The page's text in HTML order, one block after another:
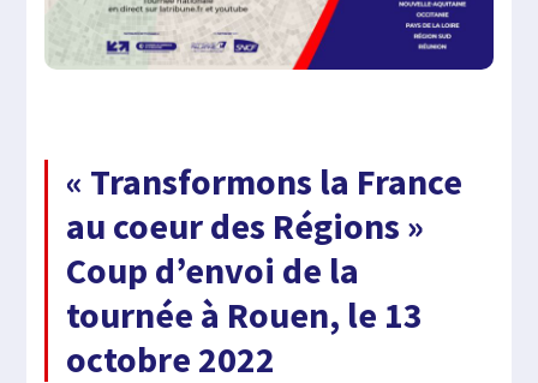
« Transformons la France
au coeur des Régions »
Coup d’envoi de la
tournée à Rouen, le 13
octobre 2022